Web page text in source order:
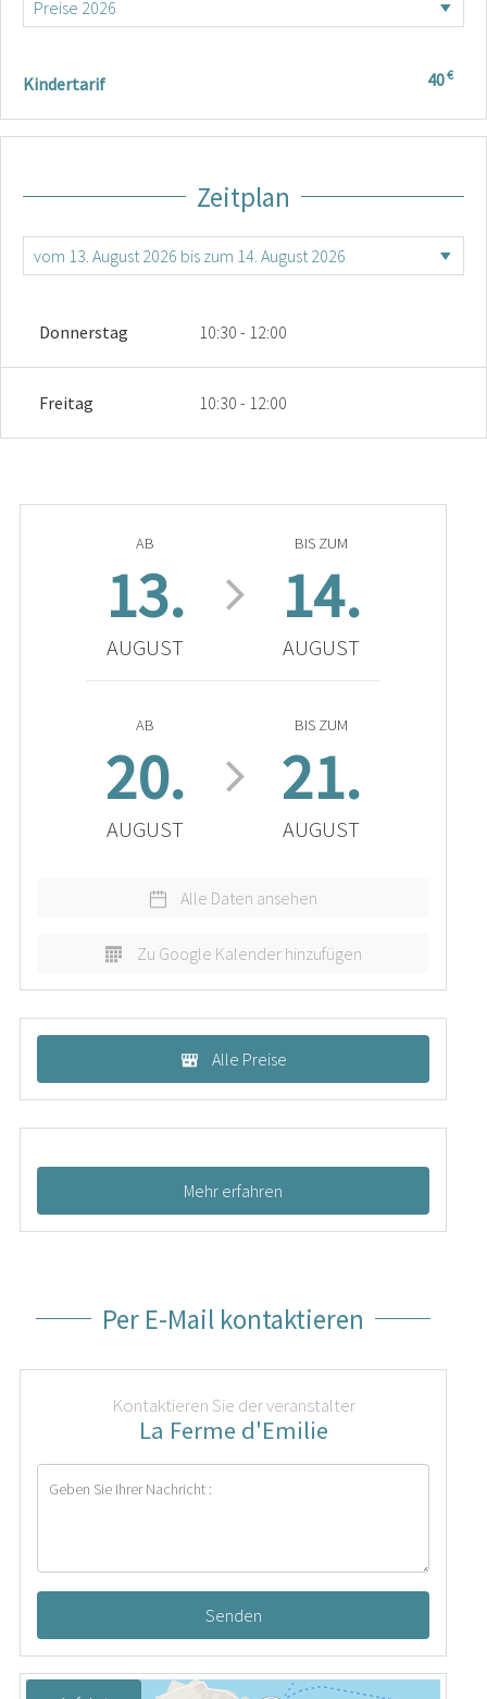
Kindertarif 40€
Zeitplan
Donnerstag 10:30 - 12:00
Freitag 10:30 - 12:00
AB
13.
AUGUST
BIS ZUM
14.
AUGUST
AB
20.
AUGUST
BIS ZUM
21.
AUGUST
Alle Daten ansehen
Zu Google Kalender hinzufügen
Alle Preise
Mehr erfahren
Per E-Mail kontaktieren
Kontaktieren Sie der veranstalter
La Ferme d'Emilie
Senden